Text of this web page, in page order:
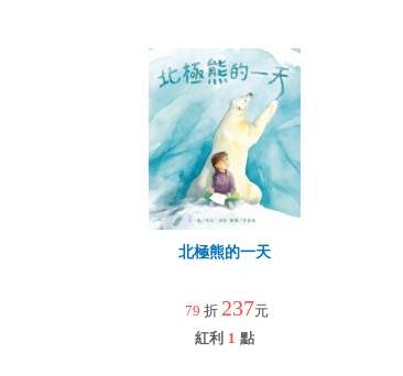
北極熊的一天
79 折 237元
紅利 1 點